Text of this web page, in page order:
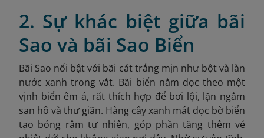
2. Sự khác biệt giữa bãi
Sao và bãi Sao Biển
Bãi Sao nổi bật với bãi cát trắng mịn như bột và làn
nước xanh trong vắt. Bãi biển nằm dọc theo một
vịnh biển êm ả, rất thích hợp để bơi lội, lặn ngắm
san hô và thư giãn. Hàng cây xanh mát dọc bờ biển
tạo bóng râm tự nhiên, góp phần tăng thêm vẻ